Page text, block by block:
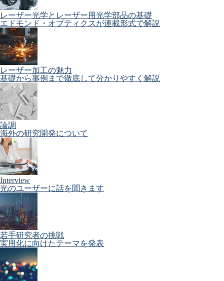
レーザー光学とレーザー用光学部品の基礎
エドモンド・オプティクスが連載形式で解説
レーザー加工の魅力
基礎から事例まで徹底して分かりやすく解説
論調
海外の研究開発について
Interview
光のユーザーに話を聞きます
若手研究者の挑戦
実用化に向けたテーマを発表